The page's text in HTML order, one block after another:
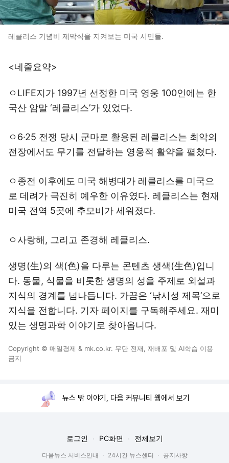
레클리스 기념비 제막식을 지켜보는 미국 시민들.
<네줄요약>
ㅇLIFE지가 1997년 선정한 미국 영웅 100인에는 한
국산 암말 ‘레클리스’가 있었다.
ㅇ6·25 전쟁 당시 군마로 활용된 레클리스는 최악의
전장에서도 무기를 전달하는 영웅적 활약을 펼쳤다.
ㅇ종전 이후에도 미국 해병대가 레클리스를 미국으
로 데려가 극진히 예우한 이유였다. 레클리스는 현재
미국 전역 5곳에 추모비가 세워졌다.
ㅇ사랑해, 그리고 존경해 레클리스.
생명(生)의 색(色)을 다루는 콘텐츠 생색(生色)입니
다. 동물, 식물을 비롯한 생명의 성을 주제로 외설과
지식의 경계를 넘나듭니다. 가끔은 ‘낚시성 제목’으로
지식을 전합니다. 기자 페이지를 구독해주세요. 재미
있는 생명과학 이야기로 찾아옵니다.
Copyright © 매일경제 & mk.co.kr. 무단 전재, 재배포 및 AI학습 이용
금지
뉴스 밖 이야기, 다음 커뮤니티 웹에서 보기
로그인 PC화면 전체보기
다음뉴스 서비스안내 24시간 뉴스센터
공지사항